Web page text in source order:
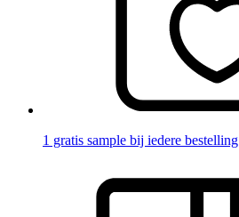
1 gratis sample bij iedere bestelling